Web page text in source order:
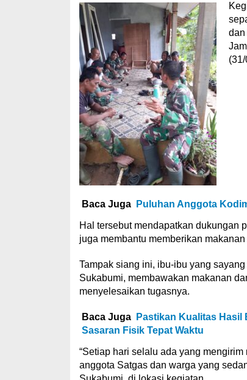
dan
Baca Juga Puluhan Anggota
Hal tersebut mendapatkan dukungan
juga membantu memberikan
Tampak siang ini, ibu-ibu yang
Sukabumi, membawakan makanan
menyelesaikan tugasnya.
Baca Juga
Pastikan Kualitas Hasil
Sasaran Fisik Tepat Waktu
“Setiap hari selalu ada yang
anggota Satgas dan warga yang